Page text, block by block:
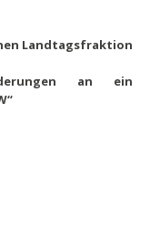
Landtagsfraktion
an ein